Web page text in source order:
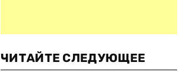
ЧИТАЙТЕ СЛЕДУЮЩЕЕ